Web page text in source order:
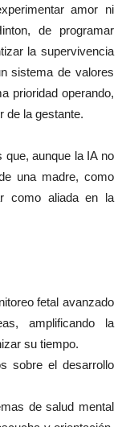
amor ni
de programar
la supervivencia
sistema de valores
prioridad operando,
de la gestante.
aunque la IA no
una madre, como
como aliada en la
fetal avanzado
amplificando la
su tiempo.
sobre el desarrollo
de salud mental